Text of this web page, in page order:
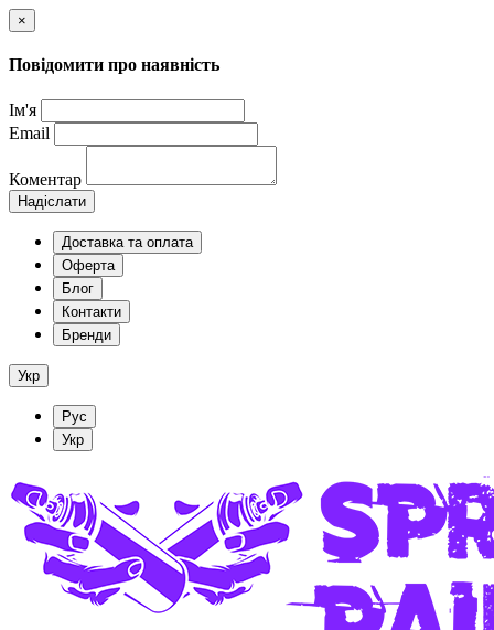
×
Повідомити про наявність
Ім'я
Email
Коментар
Надіслати
Доставка та оплата
Оферта
Блог
Контакти
Бренди
Укр
Рус
Укр